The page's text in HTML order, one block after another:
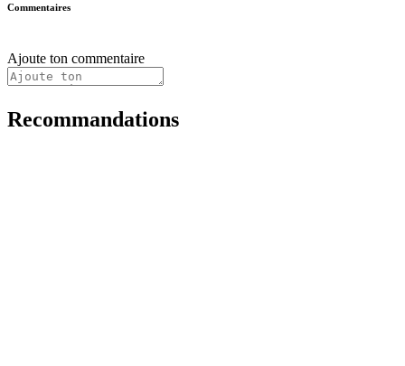
Commentaires
Ajoute ton commentaire
Recommandations